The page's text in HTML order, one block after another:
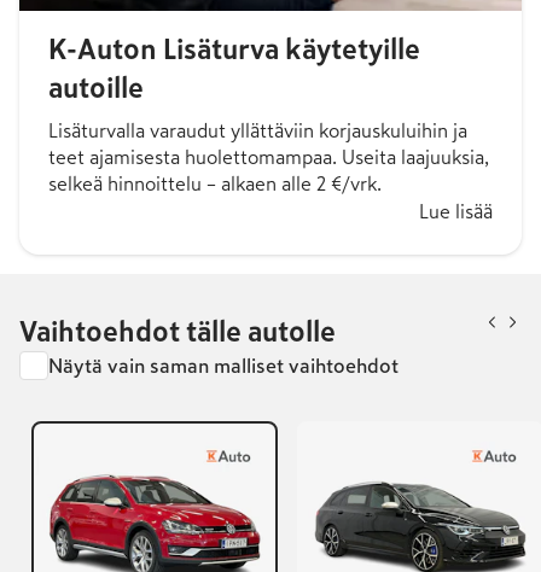
K-Auton Lisäturva käytetyille
autoille
Lisäturvalla varaudut yllättäviin korjauskuluihin ja
teet ajamisesta huolettomampaa. Useita laajuuksia,
selkeä hinnoittelu – alkaen alle 2 €/vrk.
Lue lisää
Vaihtoehdot tälle autolle
Näytä vain saman malliset vaihtoehdot